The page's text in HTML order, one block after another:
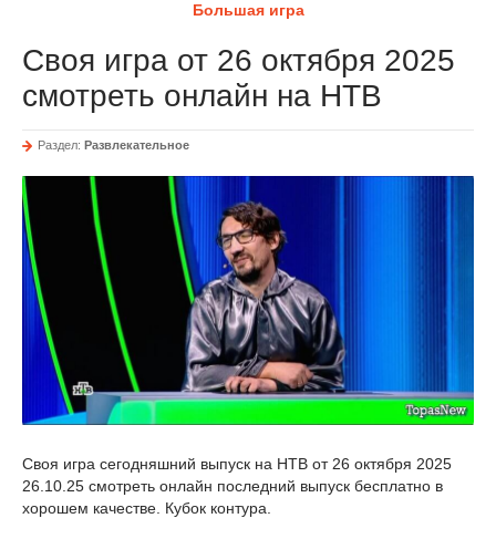
Большая игра
Своя игра от 26 октября 2025
смотреть онлайн на НТВ
Раздел: Развлекательное
Своя игра сегодняшний выпуск на НТВ от 26 октября 2025
26.10.25 смотреть онлайн последний выпуск бесплатно в
хорошем качестве. Кубок контура.